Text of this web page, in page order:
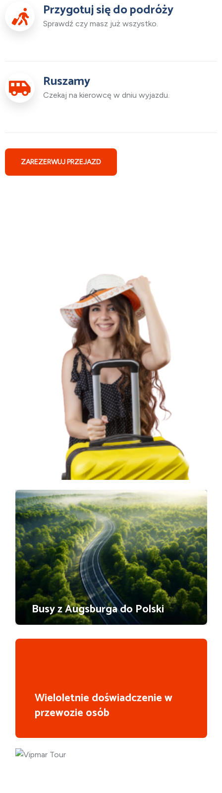
Przygotuj się do podróży
Sprawdź czy masz już wszystko.
Ruszamy
Czekaj na kierowcę w dniu wyjazdu.
ZAREZERWUJ PRZEJAZD
Busy z Augsburga do Polski
Wieloletnie doświadczenie w
przewozie osób